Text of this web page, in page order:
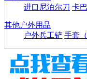
进口尼泊尔刀 卡
其他户外用品
户外兵工铲 手套